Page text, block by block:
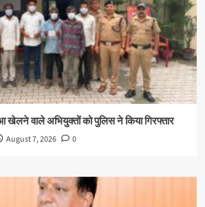
वाले अभियुक्तों को पुलिस ने किया गिरफ्तार
August 7, 2026 0